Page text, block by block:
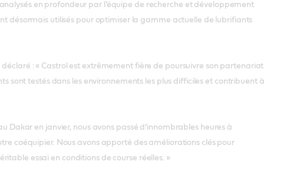
en profondeur par l’équipe de recherche et développement
désormais utilisés pour optimiser la gamme actuelle de lubrifiants
: « Castrol est extrêmement fière de poursuivre son partenariat
sont testés dans les environnements les plus difficiles et contribuent à
Dakar en janvier, nous avons passé d’innombrables heures à
coéquipier. Nous avons apporté des améliorations clés pour
essai en conditions de course réelles. »